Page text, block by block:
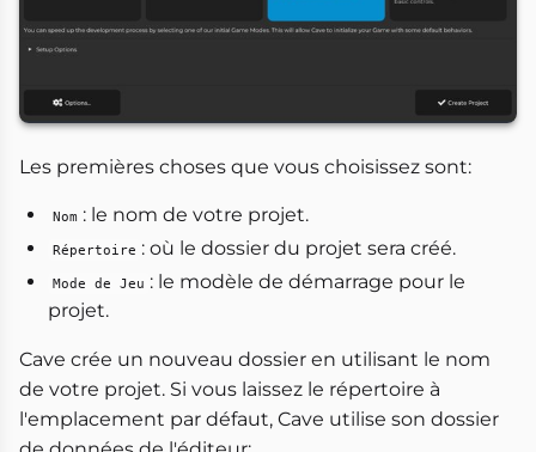
Les premières choses que vous choisissez sont:
Nom : le nom de votre projet.
Répertoire : où le dossier du projet sera créé.
Mode de Jeu : le modèle de démarrage pour le
projet.
Cave crée un nouveau dossier en utilisant le nom
de votre projet. Si vous laissez le répertoire à
l'emplacement par défaut, Cave utilise son dossier